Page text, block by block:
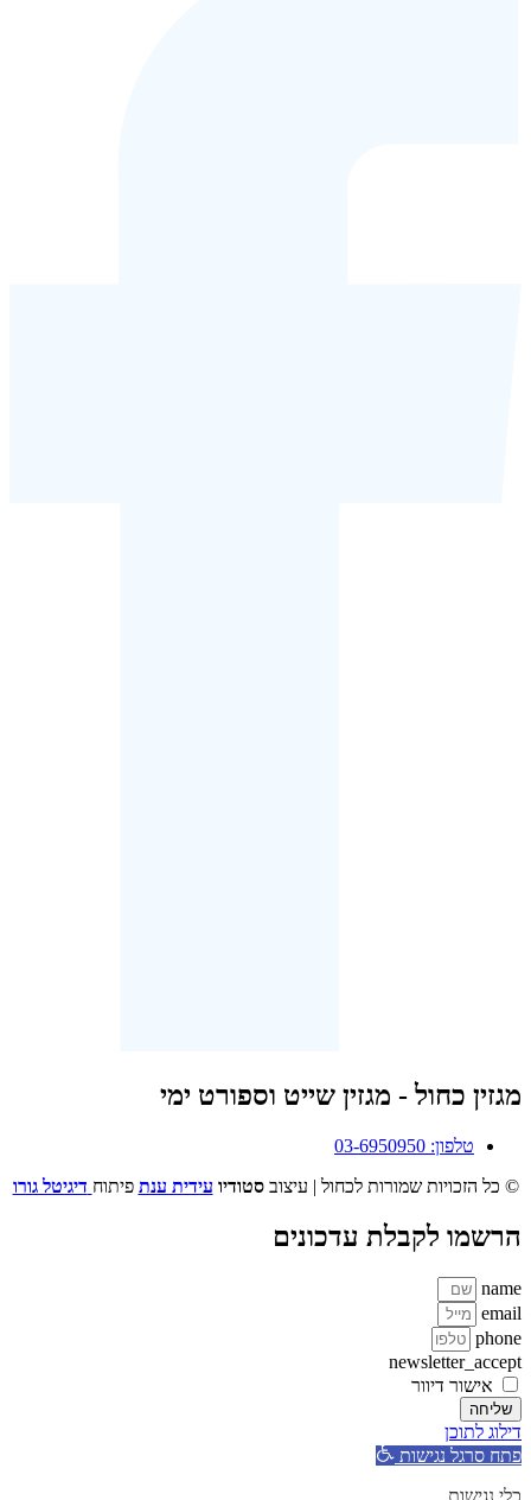
מגזין כחול - מגזין שייט וספורט ימי
טלפון: 03-6950950
© כל הזכויות שמורות לכחול | עיצובסטודיו עידית ענת פיתוח דיגיטל גורו
הרשמו לקבלת עדכונים
name
email
phone
newsletter_accept
אישור דיוור
שליחה
דילוג לתוכן
פתח סרגל נגישות
כלי נגישות